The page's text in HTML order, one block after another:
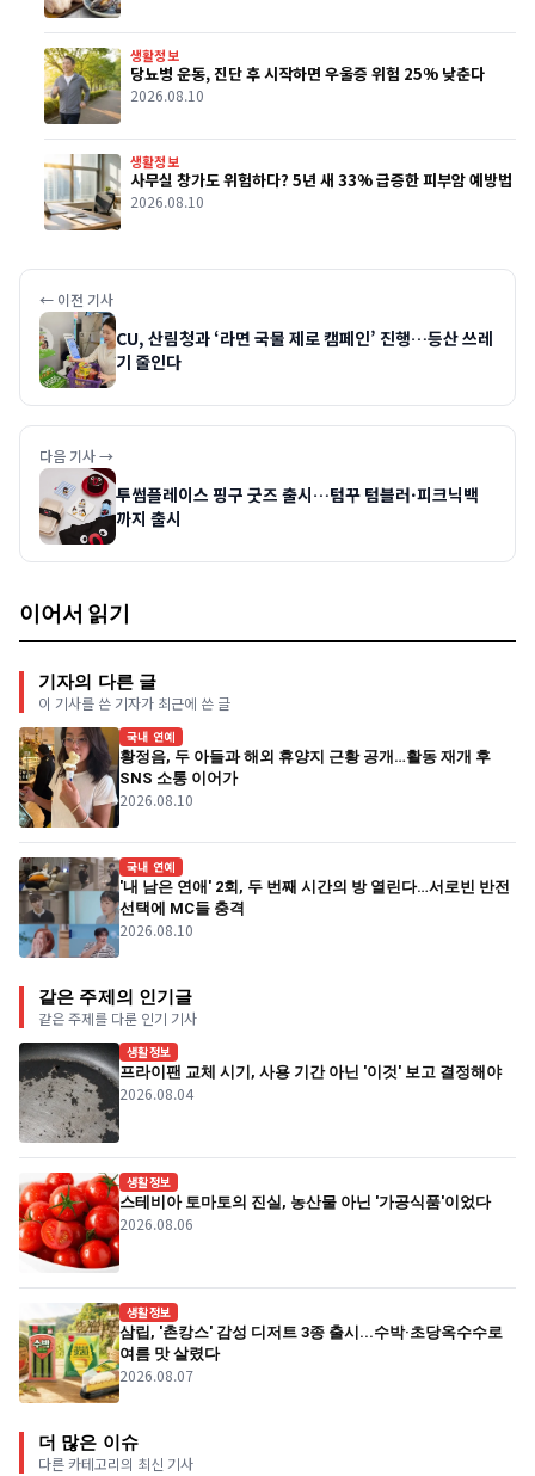
생활정보
당뇨병 운동, 진단 후 시작하면 우울증 위험 25% 낮춘다
2026.08.10
생활정보
사무실 창가도 위험하다? 5년 새 33% 급증한 피부암 예방법
2026.08.10
← 이전 기사
CU, 산림청과 ‘라면 국물 제로 캠페인’ 진행…등산 쓰레
기 줄인다
다음 기사 →
투썸플레이스 핑구 굿즈 출시…텀꾸 텀블러·피크닉백
까지 출시
이어서 읽기
기자의 다른 글
이 기사를 쓴 기자가 최근에 쓴 글
국내 연예
황정음, 두 아들과 해외 휴양지 근황 공개…활동 재개 후
SNS 소통 이어가
2026.08.10
국내 연예
'내 남은 연애' 2회, 두 번째 시간의 방 열린다…서로빈 반전
선택에 MC들 충격
2026.08.10
같은 주제의 인기글
같은 주제를 다룬 인기 기사
생활정보
프라이팬 교체 시기, 사용 기간 아닌 '이것' 보고 결정해야
2026.08.04
생활정보
스테비아 토마토의 진실, 농산물 아닌 '가공식품'이었다
2026.08.06
생활정보
삼립, '촌캉스' 감성 디저트 3종 출시...수박·초당옥수수로
여름 맛 살렸다
2026.08.07
더 많은 이슈
다른 카테고리의 최신 기사